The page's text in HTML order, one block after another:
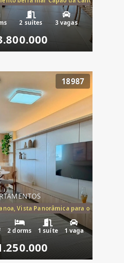
2 suítes 3 vagas
18987
Vista Panorâmica para o Mar, 2
2 dorms 1 suíte 1 vaga